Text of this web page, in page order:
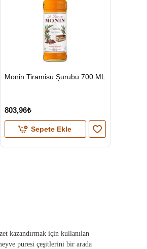
HIZLI
GÖNDERİ
Monin Tiramisu Şurubu 700 ML
803,96₺
Sepete Ekle
kazandırmak için kullanılan
püresi çeşitlerini bir arada